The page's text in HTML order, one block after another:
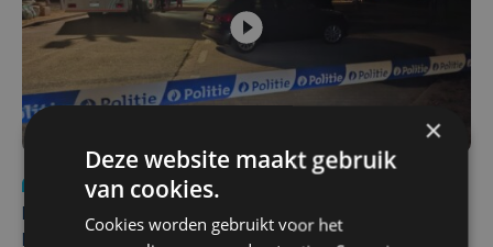
Nieuws
di 4 augustus | 09:32
Man en vrouw dood aangetroffen in woning in Sint-
×
Deze website maakt gebruik
van cookies.
Cookies worden gebruikt voor het